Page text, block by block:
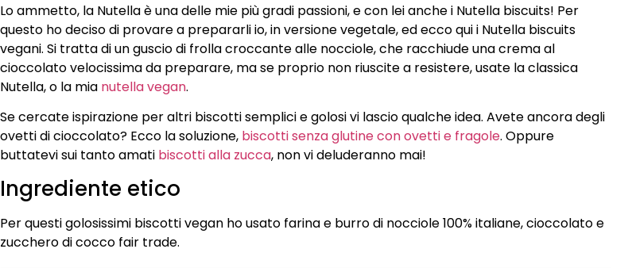
Lo ammetto, la Nutella è una delle mie più gradi passioni, e con lei anche i Nutella biscuits! Per
questo ho deciso di provare a prepararli io, in versione vegetale, ed ecco qui i Nutella biscuits
vegani. Si tratta di un guscio di frolla croccante alle nocciole, che racchiude una crema al
cioccolato velocissima da preparare, ma se proprio non riuscite a resistere, usate la classica
Nutella, o la mia nutella vegan.
Se cercate ispirazione per altri biscotti semplici e golosi vi lascio qualche idea. Avete ancora degli
ovetti di cioccolato? Ecco la soluzione, biscotti senza glutine con ovetti e fragole. Oppure
buttatevi sui tanto amati biscotti alla zucca, non vi deluderanno mai!
Ingrediente etico
Per questi golosissimi biscotti vegan ho usato farina e burro di nocciole 100% italiane, cioccolato e
zucchero di cocco fair trade.